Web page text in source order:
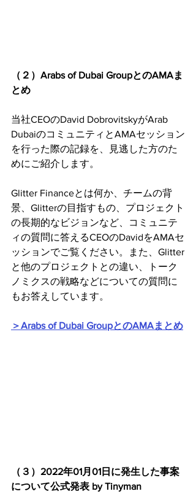
（２）Arabs of Dubai GroupとのAMAま
とめ
当社CEOのDavid DobrovitskyがArab
DubaiのコミュニティとAMAセッション
を行った際の記録を、見逃した方のた
めにご紹介します。
Glitter Financeとは何か、チームの背
景、Glitterの目指すもの、プロジェクト
の長期的なビジョンなど、コミュニテ
ィの質問に答えるCEOのDavidをAMAセ
ッションでご覧ください。また、Glitter
と他のプロジェクトとの違い、トーク
ノミクスの戦略などについての質問に
もお答えしています。
＞Arabs of Dubai GroupとのAMAまとめ
（３）2022年01月01日に発生した事案
について公式発表 by Tinyman